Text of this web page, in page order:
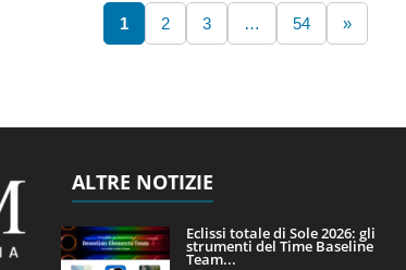
1 2 3 … 54 »
ALTRE NOTIZIE
Eclissi totale di Sole 2026: gli
strumenti del Time Baseline
Team...